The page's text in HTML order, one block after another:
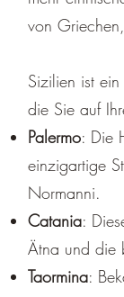
von
Sizilien ist
die Sie auf
Palermo: Die
einzigartige
Normanni.
Catania:
Ätna und die
Taormina: